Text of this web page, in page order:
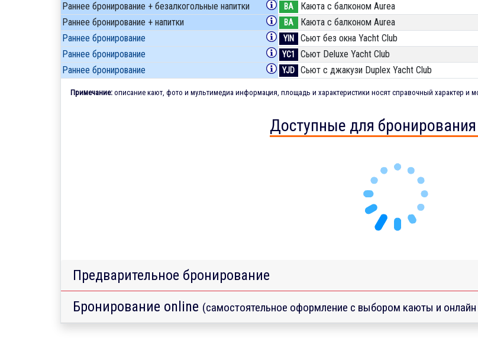
Раннее бронирование + безалкогольные напитки BA Каюта с балконом Aurea
Раннее бронирование + напитки BA Каюта с балконом Aurea
Раннее бронирование YIN Сьют без окна Yacht Club
Раннее бронирование YC1 Сьют Deluxe Yacht Club
Раннее бронирование YJD Сьют с джакузи Duplex Yacht Club
Примечание: описание кают, фото и мультимедиа информация, площадь и характеристики носят справочный характер и
Доступные для
Предварительное бронирование
Бронирование online (самостоятельное оформление с выбором каюты и онлайн